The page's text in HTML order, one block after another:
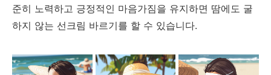
준히 노력하고 긍정적인 마음가짐을 유지하면 땀에도 굴
하지 않는 선크림 바르기를 할 수 있습니다.